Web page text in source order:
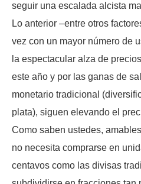
seguir una escalada alcista
Lo anterior –entre otros
vez con un mayor número de
la espectacular alza de
este año y por las ganas de
monetario tradicional
plata), siguen elevando el
Como saben ustedes,
no necesita comprarse en
centavos como las divisas